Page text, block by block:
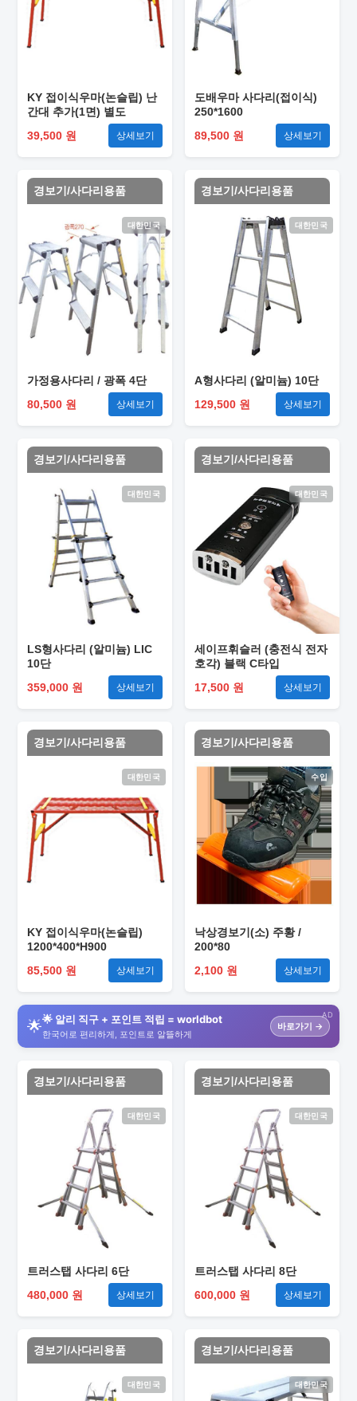
KY 접이식우마(논슬립) 난
간대 추가(1면) 별도
39,500 원
상세보기
도배우마 사다리(접이식)
250*1600
89,500 원
상세보기
경보기/사다리용품
대한민국
가정용사다리 / 광폭 4단
80,500 원
상세보기
경보기/사다리용품
대한민국
A형사다리 (알미늄) 10단
129,500 원
상세보기
경보기/사다리용품
대한민국
LS형사다리 (알미늄) LIC
10단
359,000 원
상세보기
경보기/사다리용품
대한민국
세이프휘슬러 (충전식 전자
호각) 블랙 C타입
17,500 원
상세보기
경보기/사다리용품
대한민국
KY 접이식우마(논슬립)
1200*400*H900
85,500 원
상세보기
경보기/사다리용품
수입
낙상경보기(소) 주황 /
200*80
2,100 원
상세보기
AD
🌟🌟 알리 직구 + 포인트 적립 = worldbot
한국어로 편리하게, 포인트로 알뜰하게
바로가기 →
경보기/사다리용품
대한민국
트러스탭 사다리 6단
480,000 원
상세보기
경보기/사다리용품
대한민국
트러스탭 사다리 8단
600,000 원
상세보기
경보기/사다리용품
대한민국
경보기/사다리용품
대한민국